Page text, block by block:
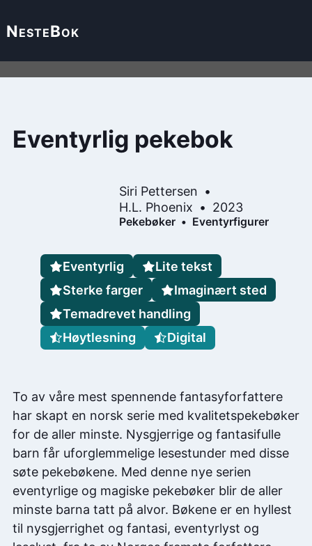
NesteBok
Eventyrlig pekebok
Siri Pettersen
H.L. Phoenix
2023
Pekebøker Eventyrfigurer
To av våre mest spennende fantasyforfattere
har skapt en norsk serie med kvalitetspekebøker
for de aller minste. Nysgjerrige og fantasifulle
barn får uforglemmelige lesestunder med disse
søte pekebøkene. Med denne nye serien
eventyrlige og magiske pekebøker blir de aller
minste barna tatt på alvor. Bøkene er en hyllest
til nysgjerrighet og fantasi, eventyrlyst og
Eventyrlig
Lite tekst
Sterke farger
Imaginært sted
Temadrevet handling
Høytlesning
Digital